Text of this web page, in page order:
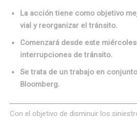
La acción tiene como objetivo
vial y reorganizar el tránsito.
Comenzará desde este
interrupciones de tránsito.
Se trata de un trabajo en
Bloomberg.
Con el objetivo de disminuir los